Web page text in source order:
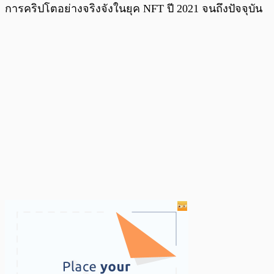
การคริปโตอย่างจริงจังในยุค NFT ปี 2021 จนถึงปัจจุบัน